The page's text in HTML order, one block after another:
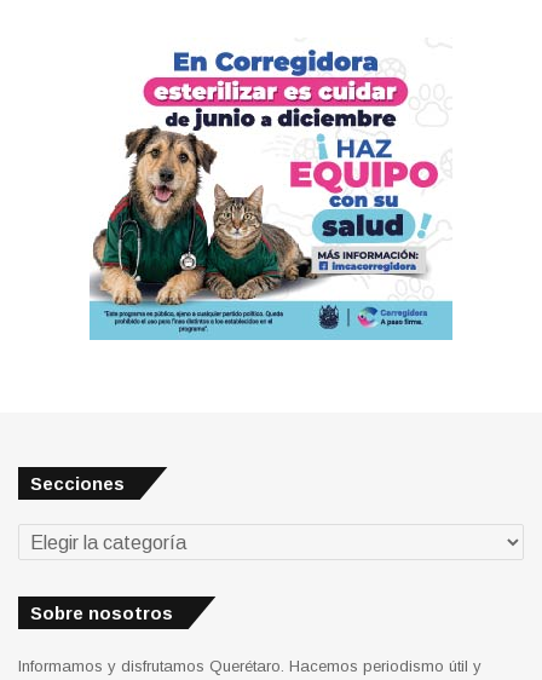
Secciones
Secciones
Sobre nosotros
Informamos y disfrutamos Querétaro. Hacemos periodismo útil y